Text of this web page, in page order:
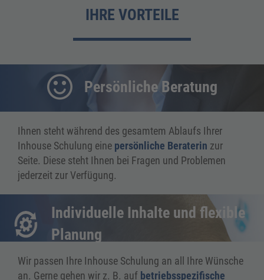
IHRE VORTEILE
Persönliche Beratung
Ihnen steht während des gesamtem Ablaufs Ihrer
Inhouse Schulung eine persönliche Beraterin zur
Seite. Diese steht Ihnen bei Fragen und Problemen
jederzeit zur Verfügung.
Individuelle Inhalte und flexible
Planung
Wir passen Ihre Inhouse Schulung an all Ihre Wünsche
an. Gerne gehen wir z. B. auf betriebsspezifische